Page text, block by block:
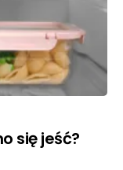
się jeść?